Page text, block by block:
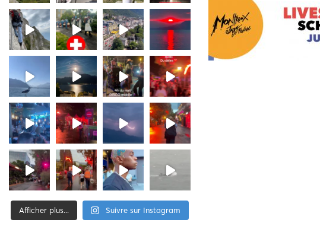
Afficher plus... Suivre sur Instagram